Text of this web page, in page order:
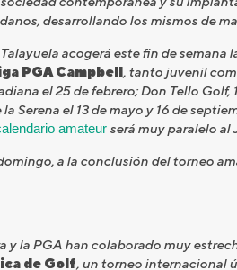
desarrollando los mismos de
acogerá este fin de semana
PGA Campbell, tanto juvenil
el 25 de febrero; Don Tello
Serena el 13 de mayo y 16 de
amateur será muy paralelo
a la conclusión del torneo
y la PGA han colaborado muy
de Golf, un torneo internacional